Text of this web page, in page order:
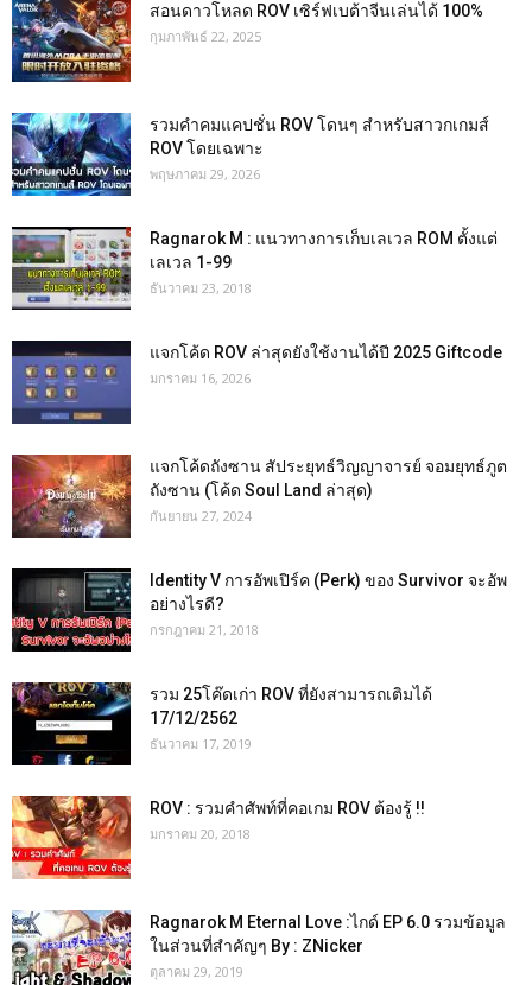
สอนดาวโหลด ROV เซิร์ฟเบต้าจีนเล่นได้ 100%
กุมภาพันธ์ 22, 2025
รวมคำคมแคปชั่น ROV โดนๆ สำหรับสาวกเกมส์
ROV โดยเฉพาะ
พฤษภาคม 29, 2026
Ragnarok M : แนวทางการเก็บเลเวล ROM ตั้งแต่
เลเวล 1-99
ธันวาคม 23, 2018
แจกโค้ด ROV ล่าสุดยังใช้งานได้ปี 2025 Giftcode
มกราคม 16, 2026
แจกโค้ดถังซาน สัประยุทธ์วิญญาจารย์ จอมยุทธ์ภูต
ถังซาน (โค้ด Soul Land ล่าสุด)
กันยายน 27, 2024
Identity V การอัพเปิร์ค (Perk) ของ Survivor จะอัพ
อย่างไรดี?
กรกฎาคม 21, 2018
รวม 25โค๊ดเก่า ROV ที่ยังสามารถเติมได้
17/12/2562
ธันวาคม 17, 2019
ROV : รวมคำศัพท์ที่คอเกม ROV ต้องรู้ !!
มกราคม 20, 2018
Ragnarok M Eternal Love :ไกด์ EP 6.0 รวมข้อมูล
ในส่วนที่สำคัญๆ By : ZNicker
ตุลาคม 29, 2019